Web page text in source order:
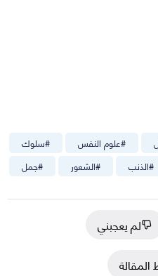
#سلوك #علوم النفس
#جمل #الشعور #الذنب
لم يعجبني